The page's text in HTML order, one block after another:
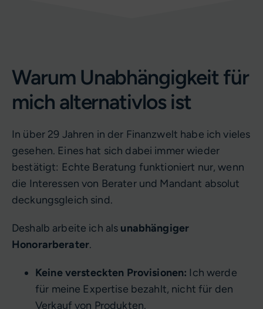
Warum Unabhängigkeit für
mich alternativlos ist
In über 29 Jahren in der Finanzwelt habe ich vieles
gesehen. Eines hat sich dabei immer wieder
bestätigt: Echte Beratung funktioniert nur, wenn
die Interessen von Berater und Mandant absolut
deckungsgleich sind.
Deshalb arbeite ich als unabhängiger
Honorarberater.
Keine versteckten Provisionen: Ich werde
für meine Expertise bezahlt, nicht für den
Verkauf von Produkten.